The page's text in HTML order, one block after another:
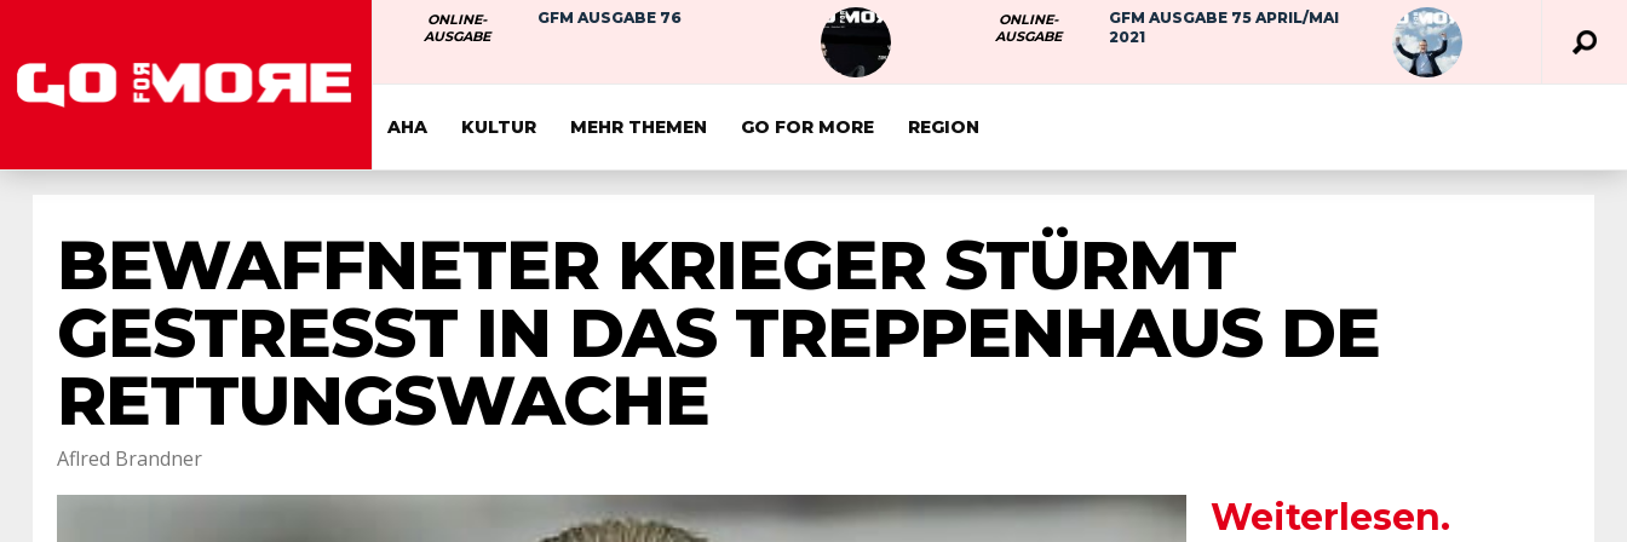
ONLINE-
AUSGABE
GFM AUSGABE 76
ONLINE-
AUSGABE
GFM AUSGABE 75 APRIL/MAI
2021
AHA KULTUR MEHR THEMEN GO FOR MORE REGION
BEWAFFNETER KRIEGER STÜRMT
GESTRESST IN DAS TREPPENHAUS DE
RETTUNGSWACHE
Aflred Brandner
Weiterlesen.